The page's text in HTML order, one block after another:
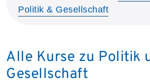
Politik & Gesellschaft
Alle Kurse zu Politik
Gesellschaft